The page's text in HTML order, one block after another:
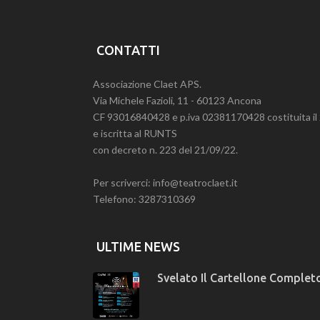
CONTATTI
Associazione Claet APS.
Via Michele Fazioli, 11 - 60123 Ancona
CF 93016840428 e p.iva 02381170428 costituita
e iscritta al RUNTS
con decreto n. 223 del 21/09/22.
Per scriverci: info@teatroclaet.it
Telefono: 3287310369
ULTIME NEWS
Svelato Il Cartellone